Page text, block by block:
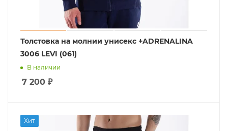
Толстовка на молнии унисекс +ADRENALINA
3006 LEVI (061)
В наличии
7 200 ₽
Хит